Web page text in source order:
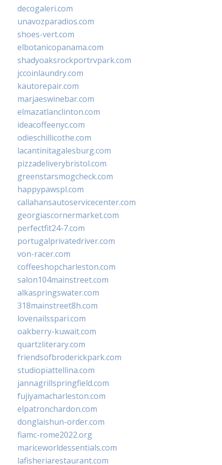
decogaleri.com
unavozparadios.com
shoes-vert.com
elbotanicopanama.com
shadyoaksrockportrvpark.com
jccoinlaundry.com
kautorepair.com
marjaeswinebar.com
elmazatlanclinton.com
ideacoffeenyc.com
odieschillicothe.com
lacantinitagalesburg.com
pizzadeliverybristol.com
greenstarsmogcheck.com
happypawspl.com
callahansautoservicecenter.com
georgiascornermarket.com
perfectfit24-7.com
portugalprivatedriver.com
von-racer.com
coffeeshopcharleston.com
salon104mainstreet.com
alkaspringswater.com
318mainstreet8h.com
lovenailsspari.com
oakberry-kuwait.com
quartzliterary.com
friendsofbroderickpark.com
studiopiattellina.com
jannagrillspringfield.com
fujiyamacharleston.com
elpatronchardon.com
donglaishun-order.com
fiamc-rome2022.org
mariceworldessentials.com
lafisheriarestaurant.com